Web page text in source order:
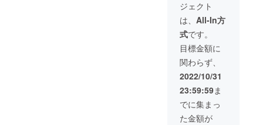
チケッ
トの利
用でき
る店舗
は本店
とし、
営業時
間は10
時〜18
時まで
となり
ます。
ジェクト
は、 All-In方
式です。
目標金額に
関わらず、
2022/10/31
23:59:59ま
でに集まっ
た金額が